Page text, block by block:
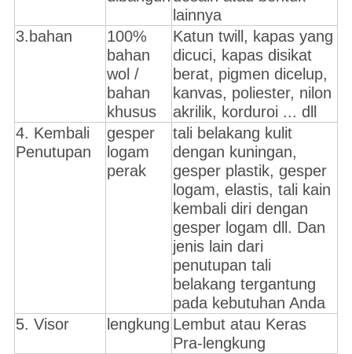
lainnya
3.bahan
100%
bahan
wol /
bahan
khusus
Katun twill, kapas yang
dicuci, kapas disikat
berat, pigmen dicelup,
kanvas, poliester, nilon
akrilik, korduroi ... dll
4. Kembali
Penutupan
gesper
logam
perak
tali belakang kulit
dengan kuningan,
gesper plastik, gesper
logam, elastis, tali kain
kembali diri dengan
gesper logam dll. Dan
jenis lain dari
penutupan tali
belakang tergantung
pada kebutuhan Anda
5. Visor
lengkung Lembut atau Keras
Pra-lengkung